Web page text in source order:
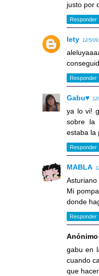
justo por
Responder
lety 12/5/
Responder
Gabu♥
ya lo vi!
sobre la
estaba la
Responder
MABLA
Asturiano
Mi
donde
Responder
Anónimo
gabu en
cuando
que